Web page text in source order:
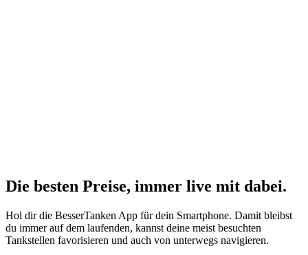
Die besten Preise, immer live mit dabei.
Hol dir die BesserTanken App für dein Smartphone. Damit bleibst
du immer auf dem laufenden, kannst deine meist besuchten
Tankstellen favorisieren und auch von unterwegs navigieren.